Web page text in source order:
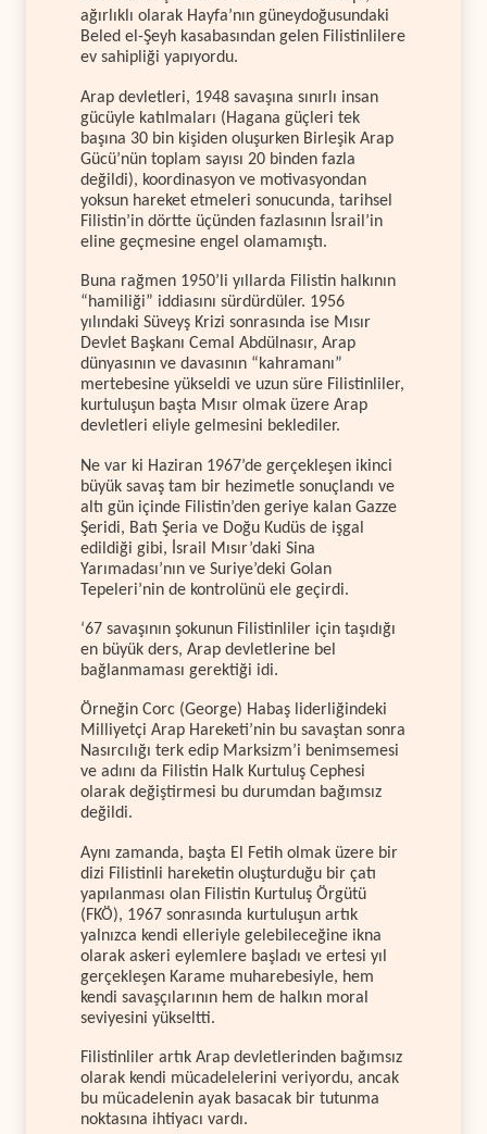
ağırlıklı olarak Hayfa’nın güneydoğusundaki
Beled el-Şeyh kasabasından gelen Filistinlilere
ev sahipliği yapıyordu.
Arap devletleri, 1948 savaşına sınırlı insan
gücüyle katılmaları (Hagana güçleri tek
başına 30 bin kişiden oluşurken Birleşik Arap
Gücü’nün toplam sayısı 20 binden fazla
değildi), koordinasyon ve motivasyondan
yoksun hareket etmeleri sonucunda, tarihsel
Filistin’in dörtte üçünden fazlasının İsrail’in
eline geçmesine engel olamamıştı.
Buna rağmen 1950’li yıllarda Filistin halkının
“hamiliği” iddiasını sürdürdüler. 1956
yılındaki Süveyş Krizi sonrasında ise Mısır
Devlet Başkanı Cemal Abdülnasır, Arap
dünyasının ve davasının “kahramanı”
mertebesine yükseldi ve uzun süre Filistinliler,
kurtuluşun başta Mısır olmak üzere Arap
devletleri eliyle gelmesini beklediler.
Ne var ki Haziran 1967’de gerçekleşen ikinci
büyük savaş tam bir hezimetle sonuçlandı ve
altı gün içinde Filistin’den geriye kalan Gazze
Şeridi, Batı Şeria ve Doğu Kudüs de işgal
edildiği gibi, İsrail Mısır’daki Sina
Yarımadası’nın ve Suriye’deki Golan
Tepeleri’nin de kontrolünü ele geçirdi.
‘67 savaşının şokunun Filistinliler için taşıdığı
en büyük ders, Arap devletlerine bel
bağlanmaması gerektiği idi.
Örneğin Corc (George) Habaş liderliğindeki
Milliyetçi Arap Hareketi’nin bu savaştan sonra
Nasırcılığı terk edip Marksizm’i benimsemesi
ve adını da Filistin Halk Kurtuluş Cephesi
olarak değiştirmesi bu durumdan bağımsız
değildi.
Aynı zamanda, başta El Fetih olmak üzere bir
dizi Filistinli hareketin oluşturduğu bir çatı
yapılanması olan Filistin Kurtuluş Örgütü
(FKÖ), 1967 sonrasında kurtuluşun artık
yalnızca kendi elleriyle gelebileceğine ikna
olarak askeri eylemlere başladı ve ertesi yıl
gerçekleşen Karame muharebesiyle, hem
kendi savaşçılarının hem de halkın moral
seviyesini yükseltti.
Filistinliler artık Arap devletlerinden bağımsız
olarak kendi mücadelelerini veriyordu, ancak
bu mücadelenin ayak basacak bir tutunma
noktasına ihtiyacı vardı.